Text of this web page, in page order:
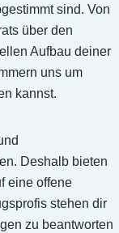
sind. Von
über den
Aufbau deiner
uns um
kannst.
Deshalb bieten
eine offene
stehen dir
zu beantworten